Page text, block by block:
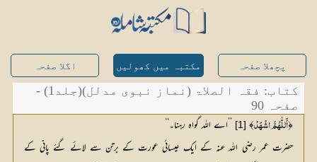
پچھلا صفحہ مکتبہ میں کھولیں اگلا صفحہ
کتاب: فقہ الصلاۃ (نماز نبوی مدلل)(جلد1) -
صفحہ 90
﴿أَللّٰہُمَّ اشْہَدْ﴾ [1]
’’اے اللہ گواہ رہنا۔‘‘
حضرت عمر رضی اللہ عنہ کے ایک عیسائی عورت کے برتن سے لائے گئے پانی کے